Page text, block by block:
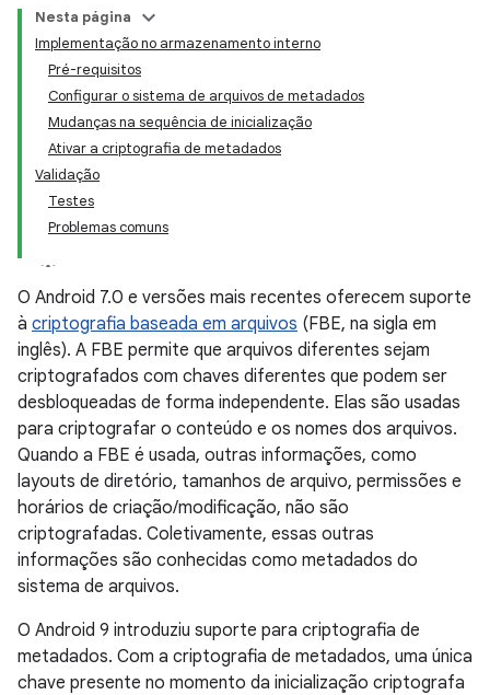
Nesta página
Implementação no armazenamento interno
Pré-requisitos
Configurar o sistema de arquivos de metadados
Mudanças na sequência de inicialização
Ativar a criptografia de metadados
Validação
Testes
Problemas comuns
O Android 7.0 e versões mais recentes oferecem suporte
à criptografia baseada em arquivos (FBE, na sigla em
inglês). A FBE permite que arquivos diferentes sejam
criptografados com chaves diferentes que podem ser
desbloqueadas de forma independente. Elas são usadas
para criptografar o conteúdo e os nomes dos arquivos.
Quando a FBE é usada, outras informações, como
layouts de diretório, tamanhos de arquivo, permissões e
horários de criação/modificação, não são
criptografadas. Coletivamente, essas outras
informações são conhecidas como metadados do
sistema de arquivos.
O Android 9 introduziu suporte para criptografia de
metadados. Com a criptografia de metadados, uma única
chave presente no momento da inicialização criptografa